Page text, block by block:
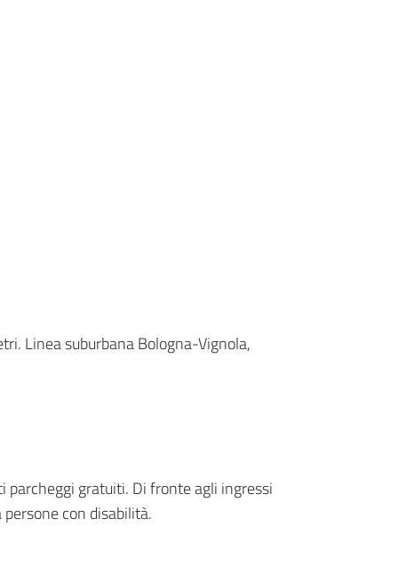
Linea suburbana Bologna-Vignola,
parcheggi gratuiti. Di fronte agli ingressi
con disabilità.